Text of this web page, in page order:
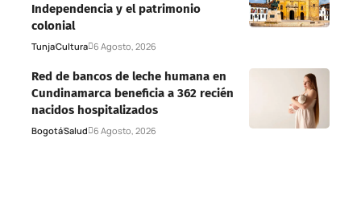
Independencia y el patrimonio
colonial
TunjaCultura 6 Agosto, 2026
Red de bancos de leche humana en
Cundinamarca beneficia a 362 recién
nacidos hospitalizados
BogotáSalud 6 Agosto, 2026